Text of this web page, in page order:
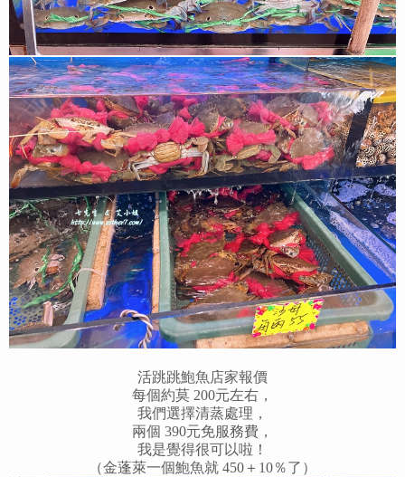
活跳跳鮑魚店家報價
每個約莫 200元左右，
我們選擇清蒸處理，
兩個 390元免服務費，
我是覺得很可以啦！
（金蓬萊一個鮑魚就 450＋10％了）